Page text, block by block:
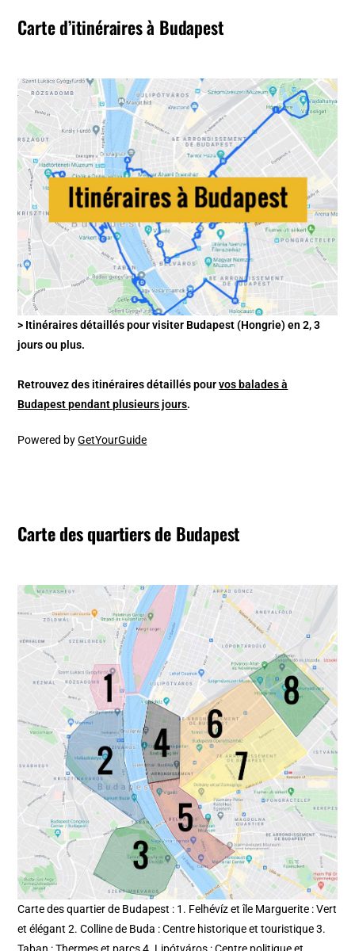
Carte d’itinéraires à Budapest
> Itinéraires détaillés pour visiter Budapest (Hongrie) en 2, 3
jours ou plus.
Retrouvez des itinéraires détaillés pourvos balades à
Budapest pendant plusieurs jours.
Powered byGetYourGuide
Carte des quartiers de Budapest
Carte des quartier de Budapest : 1. Felhévíz et île Marguerite : Vert
et élégant 2. Colline de Buda : Centre historique et touristique 3.